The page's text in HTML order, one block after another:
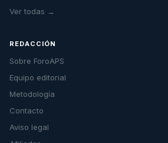
Ver todas →
REDACCIÓN
Sobre ForoAPS
Equipo editorial
Metodología
Contacto
Aviso legal